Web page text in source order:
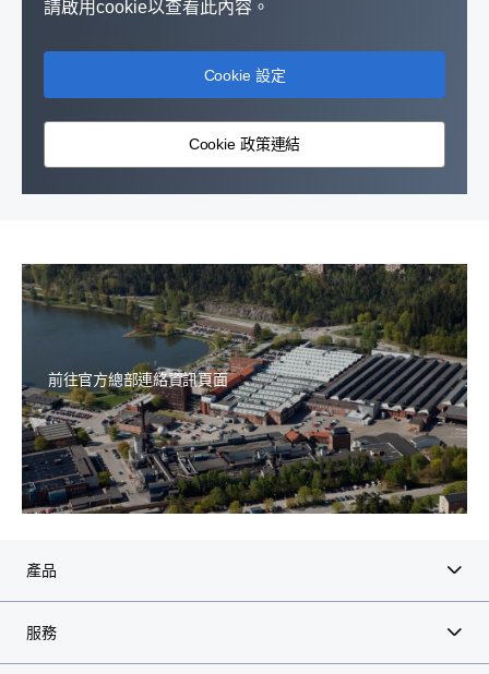
請啟用cookie以查看此內容。
Cookie 設定
Cookie 政策連結
前往官方總部連絡資訊頁面
產品
服務